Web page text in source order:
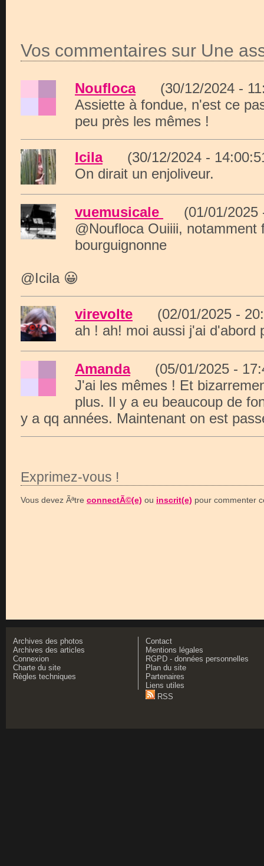
Vos commentaires sur Une
Noufloca(30/12/2024 -
Assiette à fondue, n'est ce
peu près les mêmes !
Icila(30/12/2024 -
On dirait un enjoliveur.
vuemusicale
(01/01/
@Noufloca Ouiiii, notamment
bourguignonne
@Icila 😀
virevolte (02/01/2025 -
ah ! ah! moi aussi j'ai d'abord
Amanda(05/01/2025 -
J'ai les mêmes ! Et
plus. Il y a eu beaucoup de
y a qq années. Maintenant on est
Exprimez-vous !
Vous devez Ãªtre connectÃ©(e) ou inscrit(e) pour commenter
Archives des photos
Archives des articles
Connexion
Charte du site
Règles techniques
Contact
Mentions légales
RGPD - données personnelles
Plan du site
Partenaires
Liens utiles
RSS